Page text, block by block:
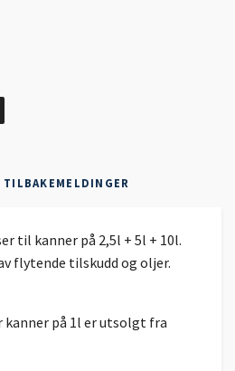
TILBAKEMELDINGER
til kanner på 2,5l + 5l + 10l.
flytende tilskudd og oljer.
kanner på 1l er utsolgt fra